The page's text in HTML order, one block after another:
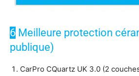
6 Meilleure protection
publique)
CarPro CQuartz UK 3.0 (2